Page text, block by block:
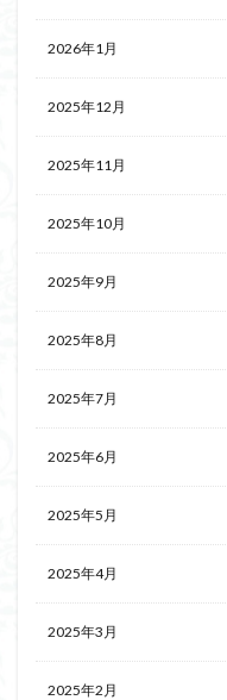
2026年1月
2025年12月
2025年11月
2025年10月
2025年9月
2025年8月
2025年7月
2025年6月
2025年5月
2025年4月
2025年3月
2025年2月